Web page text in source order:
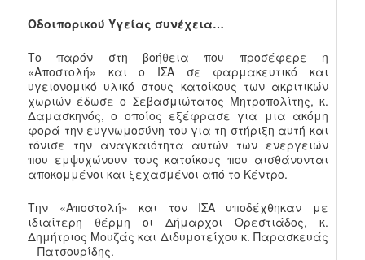
Οδοιπορικού Υγείας συνέχεια…
Το παρόν στη βοήθεια που προσέφερε η
«Αποστολή» και ο ΙΣΑ σε φαρμακευτικό και
υγειονομικό υλικό στους κατοίκους των ακριτικών
χωριών έδωσε ο Σεβασμιώτατος Μητροπολίτης, κ.
Δαμασκηνός, ο οποίος εξέφρασε για μια ακόμη
φορά την ευγνωμοσύνη του για τη στήριξη αυτή και
τόνισε την αναγκαιότητα αυτών των ενεργειών
που εμψυχώνουν τους κατοίκους που αισθάνονται
αποκομμένοι και ξεχασμένοι από το Κέντρο.
Την «Αποστολή» και τον ΙΣΑ υποδέχθηκαν με
ιδιαίτερη θέρμη οι Δήμαρχοι Ορεστιάδος, κ.
Δημήτριος Μουζάς και Διδυμοτείχου κ. Παρασκευάς
Πατσουρίδης.